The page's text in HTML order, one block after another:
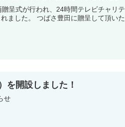
呈式が行われ、24時間テレビチャリテ
贈呈して頂いた
を開設しました！
せ